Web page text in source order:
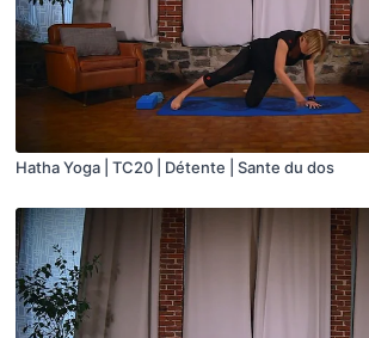
Hatha Yoga | TC20 | Détente | Sante du dos